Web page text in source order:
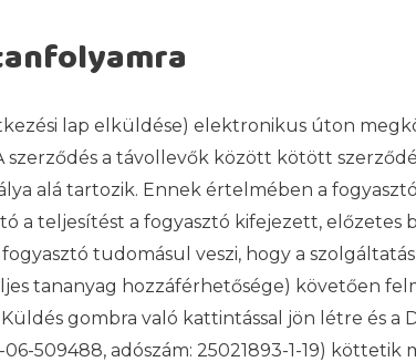
lap elküldése) elektronikus úton
a távollevők között kötött
alá tartozik. Ennek értelmében a
a teljesítést a fogyasztó kifejezett,
tudomásul veszi, hogy a
tananyag hozzáférhetősége) követően
gombra való kattintással jön létre és a
06-509488, adószám: 25021893-1-19) köttetik